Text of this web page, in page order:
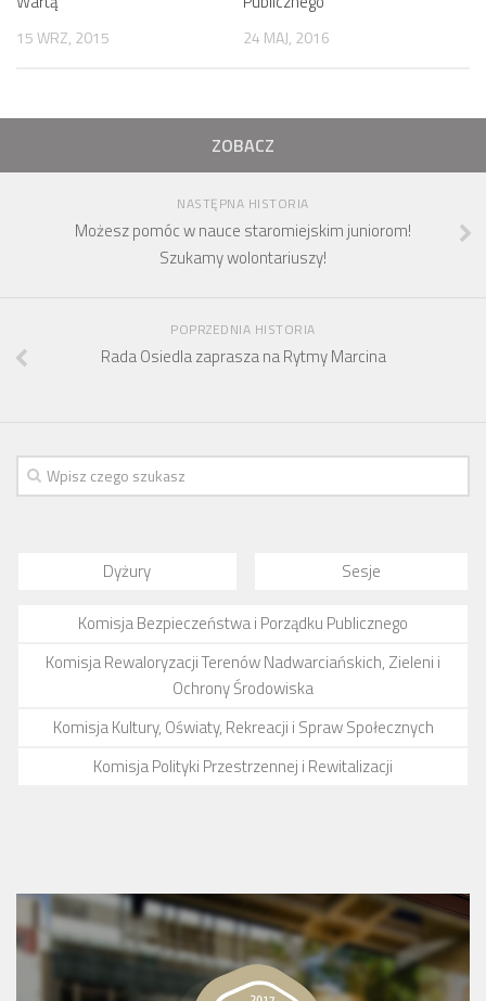
15 WRZ, 2015 24 MAJ, 2016
ZOBACZ
NASTĘPNA HISTORIA
Możesz pomóc w nauce staromiejskim juniorom!
Szukamy wolontariuszy!
POPRZEDNIA HISTORIA
Rada Osiedla zaprasza na Rytmy Marcina
Dyżury Sesje
Komisja Bezpieczeństwa i Porządku Publicznego
Komisja Rewaloryzacji Terenów Nadwarciańskich, Zieleni i
Ochrony Środowiska
Komisja Kultury, Oświaty, Rekreacji i Spraw Społecznych
Komisja Polityki Przestrzennej i Rewitalizacji